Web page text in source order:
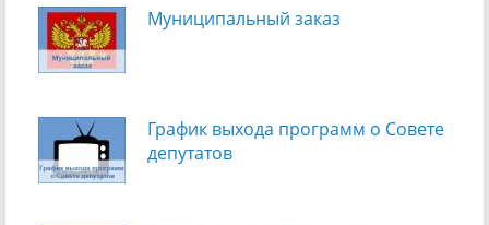
Муниципальный заказ
График выхода программ о Cовете
депутатов